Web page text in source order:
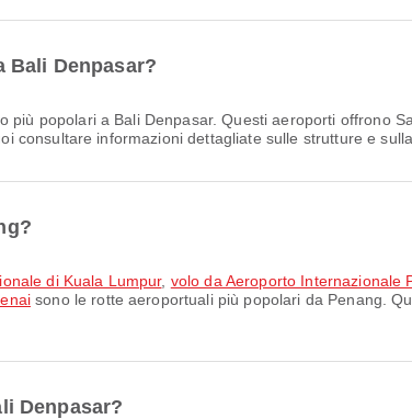
Bali Denpasar?
più popolari a Bali Denpasar. Questi aeroporti offrono
consultare informazioni dettagliate sulle strutture e
di Kuala Lumpur, volo da Aeroporto Internazionale
sono le rotte aeroportuali più popolari da Penang.
Denpasar?